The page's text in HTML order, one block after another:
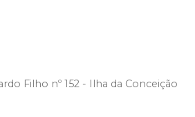
Filho nº 152 - Ilha da Conceição